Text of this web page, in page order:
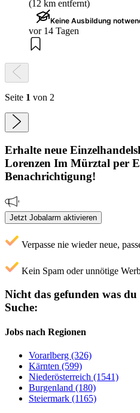
(12 km entfernt)
Keine Ausbildung
vor 14 Tagen
Seite 1 von 2
Erhalte neue
Lorenzen Im Mürztal per
Benachrichtigung!
Jetzt Jobalarm aktivieren
Verpasse nie wieder neue,
Kein Spam oder unnötige
Nicht das gefunden was du
Suche:
Jobs nach Regionen
Vorarlberg (326)
Kärnten (599)
Niederösterreich (1541)
Burgenland (180)
Steiermark (1165)